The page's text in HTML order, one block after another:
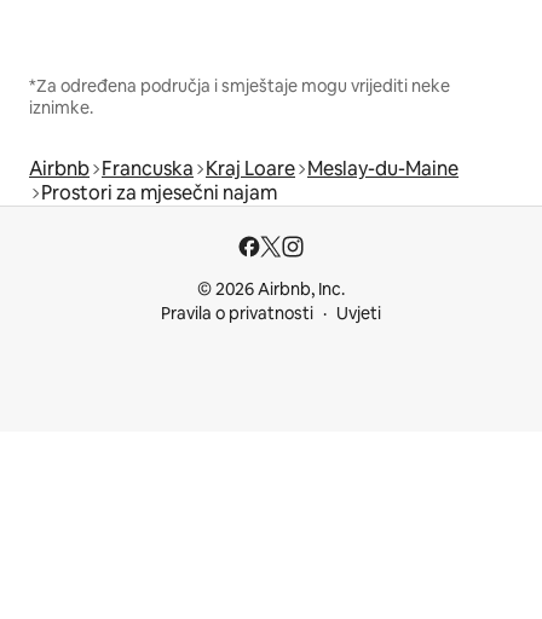
*Za određena područja i smještaje mogu vrijediti neke
iznimke.
Airbnb Francuska Kraj Loare Meslay-du-Maine
Prostori za mjesečni najam
© 2026 Airbnb, Inc.
Pravila o privatnosti
Uvjeti